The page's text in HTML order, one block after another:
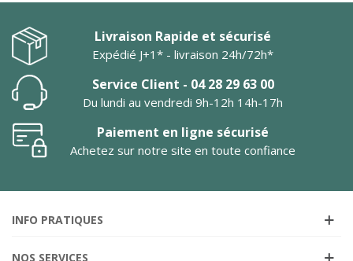
Livraison Rapide et sécurisé
Expédié J+1* - livraison 24h/72h*
Service Client - 04 28 29 63 00
Du lundi au vendredi 9h-12h 14h-17h
Paiement en ligne sécurisé
Achetez sur notre site en toute confiance
INFO PRATIQUES
NOS SERVICES